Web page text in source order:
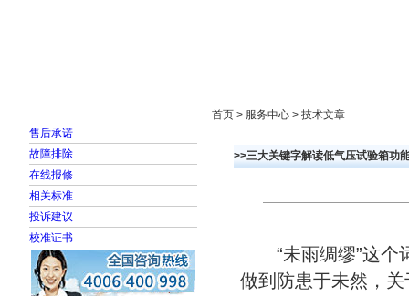
售后承诺
故障排除
在线报修
相关标准
投诉建议
校准证书
首页 > 服务中心 > 技术文章
>>三大关键字解读低气压试验箱功
“未雨绸缪”这个
做到防患于未然，